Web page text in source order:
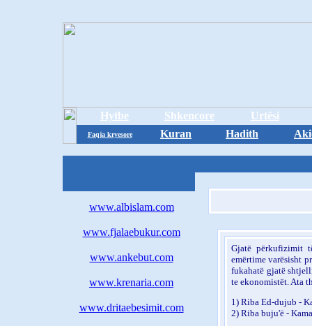
Hytbe Shkencore Urtësi
Faqja kryesore Kuran Hadith
www.albislam.com
www.fjalaebukur.com
www.ankebut.com
www.krenaria.com
www.dritaebesimit.com
Gjatë përkufizimit
emërtime varësisht
fukahatë gjatë
te ekonomistët. Ata
1) Riba Ed-dujub -
2) Riba buju'ë -